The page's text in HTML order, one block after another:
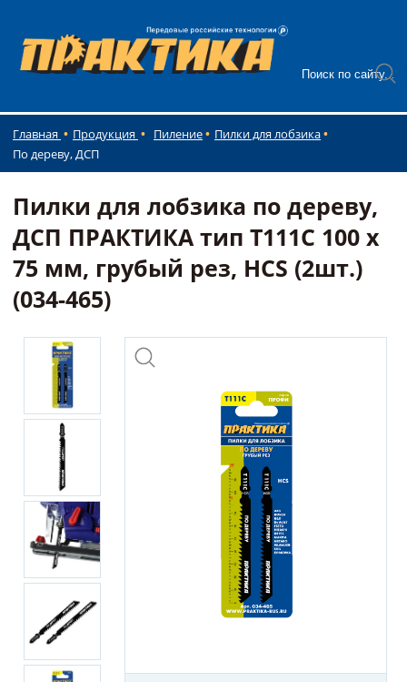
Главная Продукция Пиление
Пилки для лобзика
По дереву, ДСП
Пилки для лобзика по дереву,
ДСП ПРАКТИКА тип T111C 100 х
75 мм, грубый рез, HCS (2шт.)
(034-465)